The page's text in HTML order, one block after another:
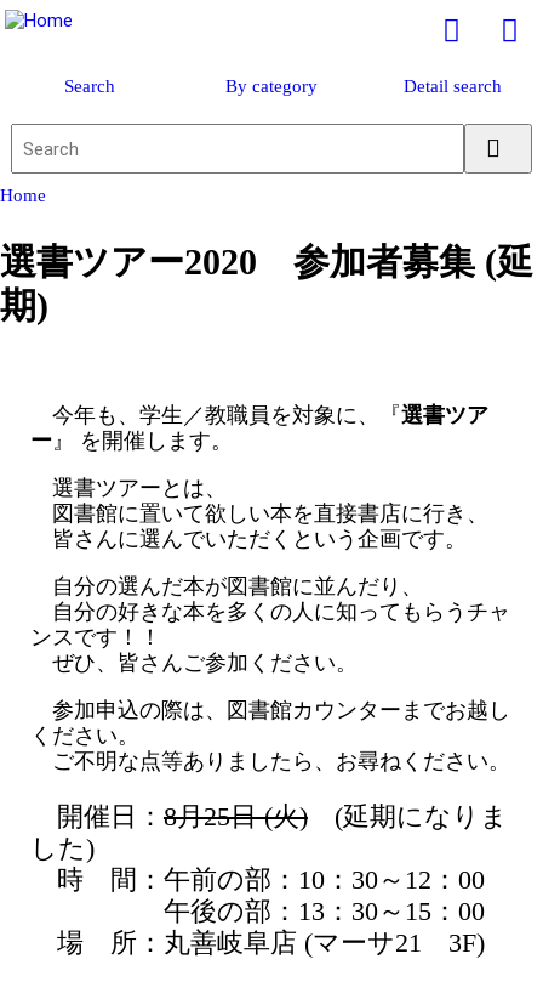
Search By category Detail search
Home
選書ツアー2020 参加者募集 (延
期)
今年も、学生／教職員を対象に、『選書ツア
ー』 を開催します。
選書ツアーとは、
図書館に置いて欲しい本を直接書店に行き、
皆さんに選んでいただくという企画です。
自分の選んだ本が図書館に並んだり、
自分の好きな本を多くの人に知ってもらうチャ
ンスです！！
ぜひ、皆さんご参加ください。
参加申込の際は、図書館カウンターまでお越し
ください。
ご不明な点等ありましたら、お尋ねください。
開催日： 8月25日 (火)(延期になりま
した)
時 間：午前の部：10：30～12：00
午後の部：13：30～15：00
場 所：丸善岐阜店 (マーサ21 3F)